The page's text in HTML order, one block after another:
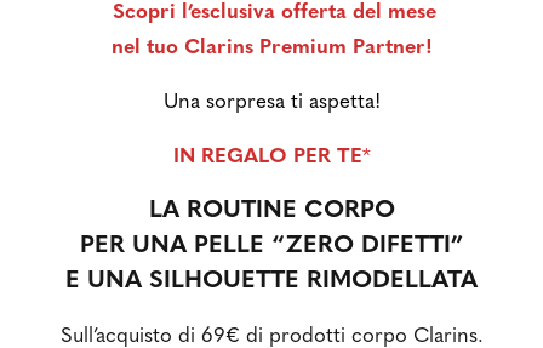
Scopri l’esclusiva offerta del mese
nel tuo Clarins Premium Partner!
Una sorpresa ti aspetta!
IN REGALO PER TE*
LA ROUTINE CORPO
PER UNA PELLE “ZERO DIFETTI”
E UNA SILHOUETTE RIMODELLATA
Sull’acquisto di 69€ di prodotti corpo Clarins.